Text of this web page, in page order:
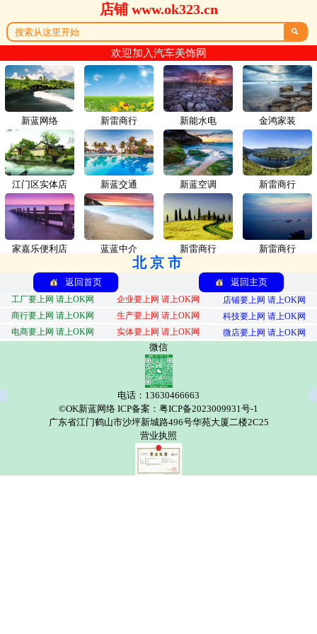
店铺 www.ok323.cn

欢迎加入汽车美饰网
新蓝网络 新雷商行
江门区实体店 新蓝交通
家嘉乐便利店 蓝蓝中介
新能水电 金鸿家装
新蓝空调 新雷商行
新雷商行 新雷商行
北京市
返回首页 返回主页
工厂要上网 请上OK网 企业要上网 请上OK网
店铺要上网 请上OK网
商行要上网 请上OK网
生产要上网 请上OK网
科技要上网 请上OK网
电商要上网 请上OK网
实体要上网 请上OK网 微店要上网 请上OK网
微信
电话：13630466663
©OK新蓝网络 ICP备案：粤ICP备2023009931号-1
广东省江门鹤山市沙坪新城路496号华苑大厦二楼2C25
营业执照